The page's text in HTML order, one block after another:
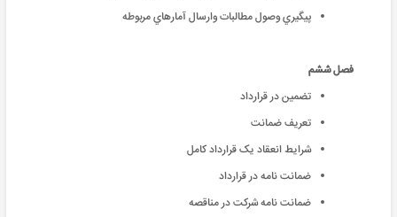
پيگيري وصول مطالبات وارسال آمارهاي مربوطه
فصل ششم
تضمین در قرارداد
تعریف ضمانت
شرایط انعقاد یک قرارداد کامل
ضمانت نامه در قرارداد
ضمانت نامه شرکت در مناقصه